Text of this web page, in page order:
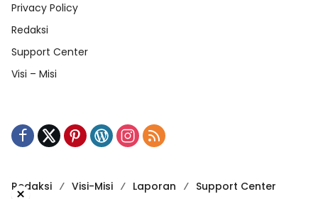
Privacy Policy
Redaksi
Support Center
Visi – Misi
Redaksi Visi-Misi Laporan Support Center
×